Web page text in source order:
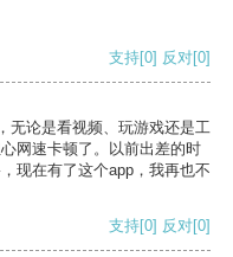
支持[0] 反对[0]
无论是看视频、玩游戏还是工
网速卡顿了。以前出差的时
现在有了这个app，我再也不
支持[0] 反对[0]